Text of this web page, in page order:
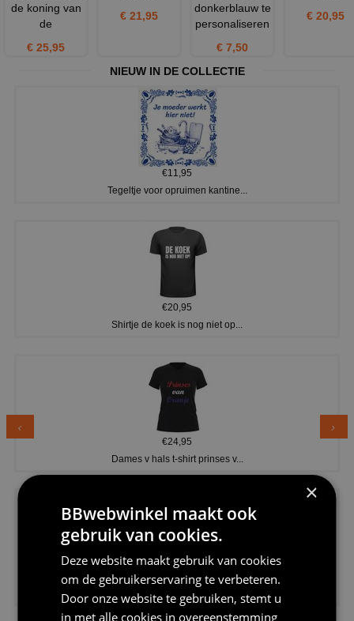
de koning van
de
€ 25,95
€ 21,95
donkerblauw te
personaliseren
€ 7,50
€ 20,95
NIEUW IN DE COLLECTIE
€11,95
Tegeltje voor opruimen kantine...
€20,95
Shirtje de koek is nog niet op...
€24,95
Dames v hals t-shirt prinses v...
€24,95
Koningsdag shirt heren v-hals ...
×
BBwebwinkel maakt ook
gebruik van cookies.
Deze website maakt gebruik van cookies
om de gebruikerservaring te verbeteren.
Door onze website te gebruiken, stemt u
in met alle cookies in overeenstemming